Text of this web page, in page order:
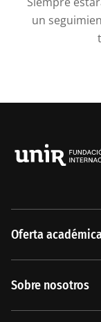
un
Oferta
Sobre nosotros